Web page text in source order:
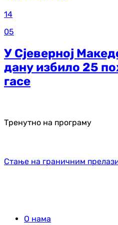
14
05
У Сјеверној
дану избило 25
гасе
Тренутно на програму
Стање на граничним
О нама